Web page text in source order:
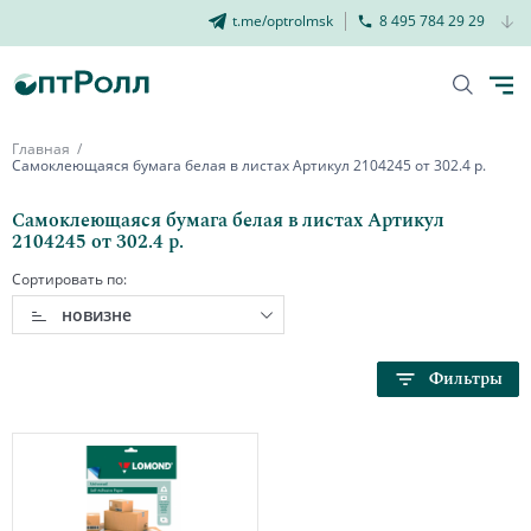
t.me/optrolmsk 8 495 784 29 29
Главная
Самоклеющаяся бумага белая в листах Артикул 2104245 от 302.4 р.
Самоклеющаяся бумага белая в листах Артикул
2104245 от 302.4 р.
Сортировать по:
новизне
Фильтры